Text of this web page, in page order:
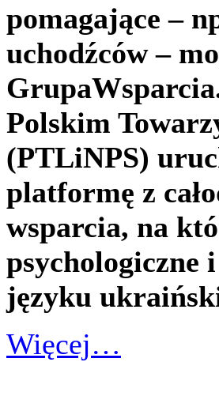
pomagające –
uchodźców –
Polskim
(PTLiNPS)
platformę z
wsparcia, na
psychologiczne
języku
Więcej…